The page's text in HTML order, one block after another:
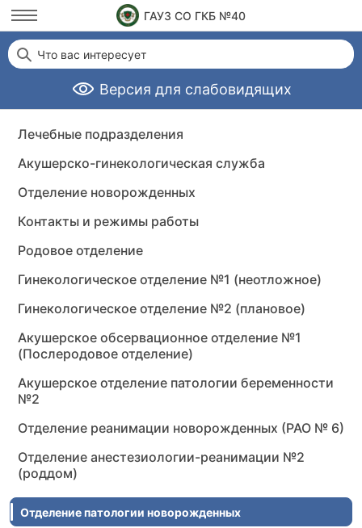
ГАУЗ СО ГКБ №40
Версия для слабовидящих
Что вас интересует
Лечебные подразделения
Акушерско-гинекологическая служба
Отделение новорожденных
Контакты и режимы работы
Родовое отделение
Гинекологическое отделение №1 (неотложное)
Гинекологическое отделение №2 (плановое)
Акушерское обсервационное отделение №1
(Послеродовое отделение)
Акушерское отделение патологии беременности
№2
Отделение реанимации новорожденных (РАО № 6)
Отделение анестезиологии-реанимации №2
(роддом)
Отделение патологии новорожденных